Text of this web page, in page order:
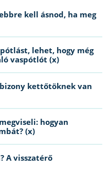
kell ásnod, ha meg
lehet, hogy még
vaspótlót (x)
kettőtöknek van
hogyan
(x)
A visszatérő